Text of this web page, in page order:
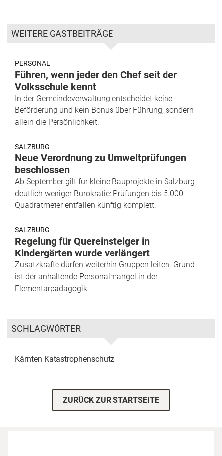
WEITERE GASTBEITRÄGE
PERSONAL
Führen, wenn jeder den Chef seit der
Volksschule kennt
In der Gemeindeverwaltung entscheidet keine
Beförderung und kein Bonus über Führung, sondern
allein die Persönlichkeit.
SALZBURG
Neue Verordnung zu Umweltprüfungen
beschlossen
Ab September gilt für kleine Bauprojekte in Salzburg
deutlich weniger Bürokratie: Prüfungen bis 5.000
Quadratmeter entfallen künftig komplett.
SALZBURG
Regelung für Quereinsteiger in
Kindergärten wurde verlängert
Zusatzkräfte dürfen weiterhin Gruppen leiten. Grund
ist der anhaltende Personalmangel in der
Elementarpädagogik.
SCHLAGWÖRTER
Kärnten Katastrophenschutz
ZURÜCK ZUR STARTSEITE